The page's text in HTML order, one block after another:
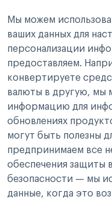
Мы можем
ваших данных для
персонализации
предоставляем.
конвертируете
валюты в другую, мы
информацию для
обновлениях
могут быть полезны
предпринимаем все
обеспечения защиты
безопасности — мы
данные, когда это